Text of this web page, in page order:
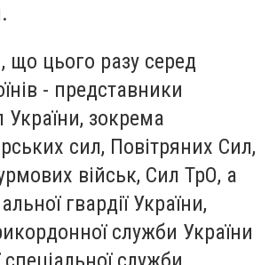
що цього разу серед
- представники
зокрема
сил, Повітряних Сил,
військ, Сил ТрО, а
гвардії України,
служби України